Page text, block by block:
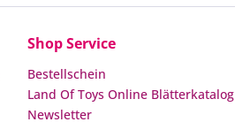
Shop Service
Bestellschein
Land Of Toys Online Blätterkatalog
Newsletter